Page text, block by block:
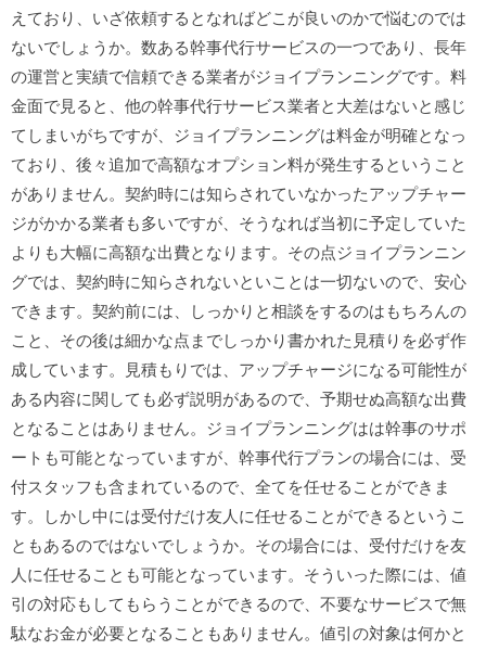
えており、いざ依頼するとなればどこが良いのかで悩むのでは
ないでしょうか。数ある幹事代行サービスの一つであり、長年
の運営と実績で信頼できる業者がジョイプランニングです。料
金面で見ると、他の幹事代行サービス業者と大差はないと感じ
てしまいがちですが、ジョイプランニングは料金が明確となっ
ており、後々追加で高額なオプション料が発生するということ
がありません。契約時には知らされていなかったアップチャー
ジがかかる業者も多いですが、そうなれば当初に予定していた
よりも大幅に高額な出費となります。その点ジョイプランニン
グでは、契約時に知らされないといことは一切ないので、安心
できます。契約前には、しっかりと相談をするのはもちろんの
こと、その後は細かな点までしっかり書かれた見積りを必ず作
成しています。見積もりでは、アップチャージになる可能性が
ある内容に関しても必ず説明があるので、予期せぬ高額な出費
となることはありません。ジョイプランニングはは幹事のサポ
ートも可能となっていますが、幹事代行プランの場合には、受
付スタッフも含まれているので、全てを任せることができま
す。しかし中には受付だけ友人に任せることができるというこ
ともあるのではないでしょうか。その場合には、受付だけを友
人に任せることも可能となっています。そういった際には、値
引の対応もしてもらうことができるので、不要なサービスで無
駄なお金が必要となることもありません。値引の対象は何かと